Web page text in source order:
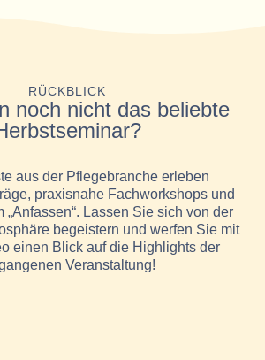
RÜCKBLICK
noch nicht das beliebte
aus der Pflegebranche erleben
praxisnahe Fachworkshops und
„Anfassen“. Lassen Sie sich von der
begeistern und werfen Sie mit
einen Blick auf die Highlights der
Veranstaltung!